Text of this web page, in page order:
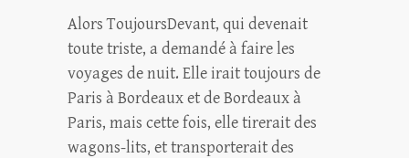
Alors ToujoursDevant, qui devenait
toute triste, a demandé à faire les
voyages de nuit. Elle irait toujours de
Paris à Bordeaux et de Bordeaux à
Paris, mais cette fois, elle tirerait des
wagons-lits, et transporterait des